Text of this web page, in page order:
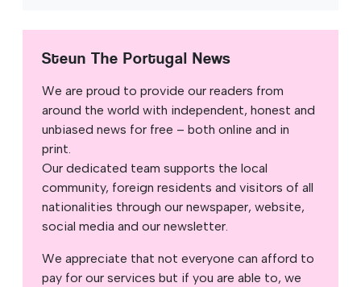
Steun The Portugal News
We are proud to provide our readers from
around the world with independent, honest and
unbiased news for free – both online and in
print.
Our dedicated team supports the local
community, foreign residents and visitors of all
nationalities through our newspaper, website,
social media and our newsletter.
We appreciate that not everyone can afford to
pay for our services but if you are able to, we